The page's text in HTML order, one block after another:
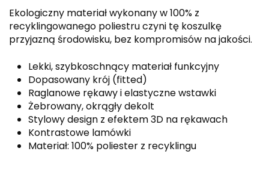
Ekologiczny materiał wykonany w 100% z
recyklingowanego poliestru czyni tę koszulkę
przyjazną środowisku, bez kompromisów na jakości.
Lekki, szybkoschnący materiał funkcyjny
Dopasowany krój (fitted)
Raglanowe rękawy i elastyczne wstawki
Żebrowany, okrągły dekolt
Stylowy design z efektem 3D na rękawach
Kontrastowe lamówki
Materiał: 100% poliester z recyklingu